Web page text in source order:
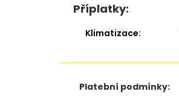
Příplatky:
Klimatizace:
Platební podmínky: